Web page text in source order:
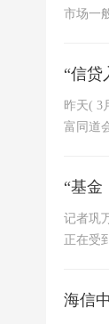
市场一
“信贷
昨天( 3
富同道
“基金
记者巩
正在受
海信